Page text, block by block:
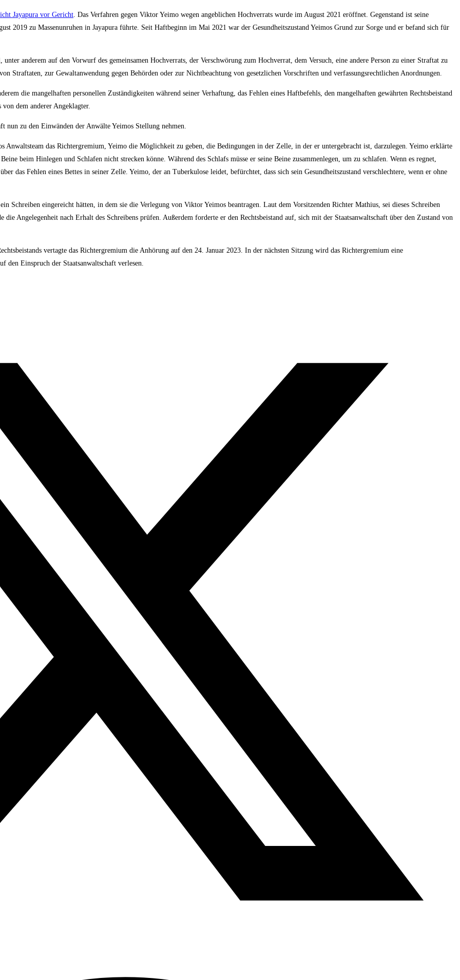
Jayapura vor Gericht. Das Verfahren gegen Viktor Yeimo wegen angeblichen Hochverrats wurde im August 2021 eröffnet. Gegenstand ist seine
2019 zu Massenunruhen in Jayapura führte. Seit Haftbeginn im Mai 2021 war der Gesundheitszustand Yeimos Grund zur Sorge und er befand sich für
anderem auf den Vorwurf des gemeinsamen Hochverrats, der Verschwörung zum Hochverrat, dem Versuch, eine andere Person zu einer Straftat zu
Straftaten, zur Gewaltanwendung gegen Behörden oder zur Nichtbeachtung von gesetzlichen Vorschriften und verfassungsrechtlichen Anordnungen.
die mangelhaften personellen Zuständigkeiten während seiner Verhaftung, das Fehlen eines Haftbefehls, den mangelhaften gewährten Rechtsbeistand
dem anderer Angeklagter.
nun zu den Einwänden der Anwälte Yeimos Stellung nehmen.
Anwaltsteam das Richtergremium, Yeimo die Möglichkeit zu geben, die Bedingungen in der Zelle, in der er untergebracht ist, darzulegen. Yeimo erklärte
beim Hinlegen und Schlafen nicht strecken könne. Während des Schlafs müsse er seine Beine zusammenlegen, um zu schlafen. Wenn es regnet,
das Fehlen eines Bettes in seiner Zelle. Yeimo, der an Tuberkulose leidet, befürchtet, dass sich sein Gesundheitszustand verschlechtere, wenn er ohne
Schreiben eingereicht hätten, in dem sie die Verlegung von Viktor Yeimos beantragen. Laut dem Vorsitzenden Richter Mathius, sei dieses Schreiben
Angelegenheit nach Erhalt des Schreibens prüfen. Außerdem forderte er den Rechtsbeistand auf, sich mit der Staatsanwaltschaft über den Zustand von
vertagte das Richtergremium die Anhörung auf den 24. Januar 2023. In der nächsten Sitzung wird das Richtergremium eine
den Einspruch der Staatsanwaltschaft verlesen.